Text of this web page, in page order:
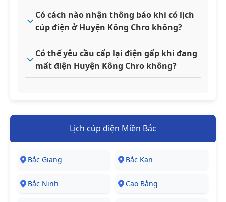
Có cách nào nhận thông báo khi có lịch
cúp điện ở Huyện Kông Chro không?
Có thể yêu cầu cấp lại điện gấp khi đang
mất điện Huyện Kông Chro không?
Lịch cúp điện Miền Bắc
Bắc Giang Bắc Kạn
Bắc Ninh Cao Bằng